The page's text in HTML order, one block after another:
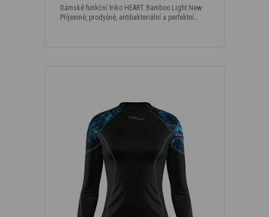
Dámské funkční triko HEART Bamboo Light New.
Příjemné, prodyšné, antibakteriální a perfektní…